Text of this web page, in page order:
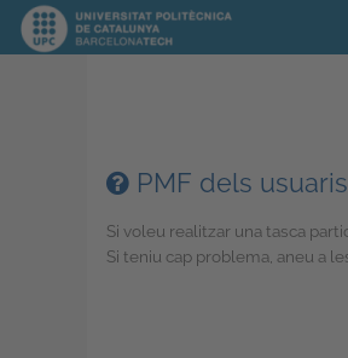
PMF dels
Si voleu realitzar una tasca
Si teniu cap problema, aneu a